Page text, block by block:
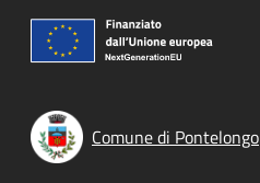
Comune di Pontelongo